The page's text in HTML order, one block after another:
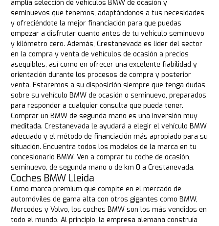
amplia selección de vehículos BMW de ocasión y
seminuevos que tenemos, adaptándonos a tus necesidades
y ofreciéndote la mejor financiación para que puedas
empezar a disfrutar cuanto antes de tu vehículo seminuevo
y kilómetro cero. Además, Crestanevada es líder del sector
en la compra y venta de vehículos de ocasión a precios
asequibles, así como en ofrecer una excelente fiabilidad y
orientación durante los procesos de compra y posterior
venta. Estaremos a su disposición siempre que tenga dudas
sobre su vehículo BMW de ocasión o seminuevo, preparados
para responder a cualquier consulta que pueda tener.
Comprar un BMW de segunda mano es una inversión muy
meditada. Crestanevada le ayudará a elegir el vehículo BMW
adecuado y el método de financiación más apropiado para su
situación. Encuentra todos los modelos de la marca en tu
concesionario BMW. Ven a comprar tu coche de ocasión,
seminuevo, de segunda mano o de km 0 a Crestanevada.
Coches BMW Lleida
Como marca premium que compite en el mercado de
automóviles de gama alta con otros gigantes como BMW,
Mercedes y Volvo, los coches BMW son los más vendidos en
todo el mundo. Al principio, la empresa alemana construía